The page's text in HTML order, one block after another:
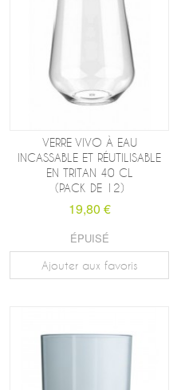
VERRE VIVO À EAU
INCASSABLE ET RÉUTILISABLE
EN TRITAN 40 CL
(PACK DE 12)
19,80 €
ÉPUISÉ
Ajouter aux favoris